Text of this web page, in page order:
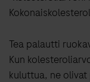
Tea palautti
Kun
kuluttua, ne